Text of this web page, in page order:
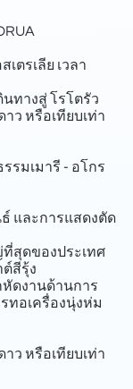
ตรเลีย เวลา
ทางสู่ โรโตรัว
าว หรือเทียบเท่า
รมเมารี - อโกร
และการแสดงตัด
ที่สุดของประเทศ
สีรุ้ง
หัดงานด้านการ
ทอเครื่องนุ่งห่ม
าว หรือเทียบเท่า